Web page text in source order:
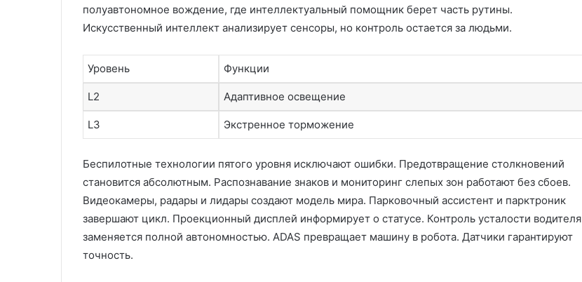
полуавтономное вождение, где интеллектуальный помощник берет часть рутины.
Искусственный интеллект анализирует сенсоры, но контроль остается за людьми.
Уровень Функции
L2 Адаптивное освещение
L3 Экстренное торможение
Беспилотные технологии пятого уровня исключают ошибки. Предотвращение столкновений
становится абсолютным. Распознавание знаков и мониторинг слепых зон работают без сбоев.
Видеокамеры, радары и лидары создают модель мира. Парковочный ассистент и парктроник
завершают цикл. Проекционный дисплей информирует о статусе. Контроль усталости водителя
заменяется полной автономностью. ADAS превращает машину в робота. Датчики гарантируют
точность.